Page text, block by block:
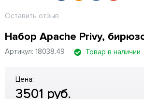
Оставить отзыв
Набор Apache Privy,
Артикул: 18038.49 Товар в наличии
Цена:
3501 руб.